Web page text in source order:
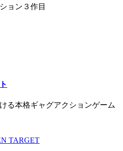
ョン３作目
る本格ギャグアクションゲーム